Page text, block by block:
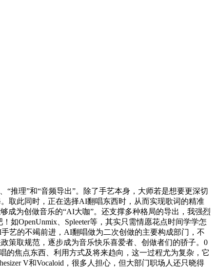
理”和“音频导出”。除了手艺本身，大师若是想要更深切
取此同时，正在选择AI翻唱东西时，从而实现歌词的精准
成为创做音乐的“AI大咖”。还支撑多种格局的导出，我强烈
OpenUnmix、Spleeter等，其实只需情愿花点时间学学怎
艺的不竭前进，AI翻唱做为二次创做的主要构成部门，不
策取规范，逐步成为音乐快乐喜爱者、创做者们的骄子。0
焦点东西、利用方式及将来趋向，这一过程尤为复杂，它
V和Vocaloid，很多人担心，但大部门职场人还只晓得